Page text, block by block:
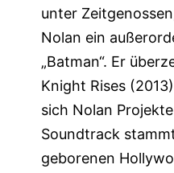
unter
Nolan ein
„Batman“. Er
Knight Rises
sich Nolan
Soundtrack
geborenen